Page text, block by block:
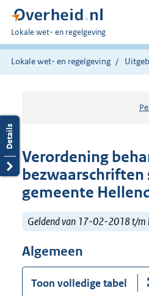
U
bent
hier:
Lokale wet- en regelgeving
Lokale wet- en regelgeving
Verordening
bezwaarschriften
gemeente
Geldend van 17-02-2018 t/m
Algemeen
Toon volledige tabel